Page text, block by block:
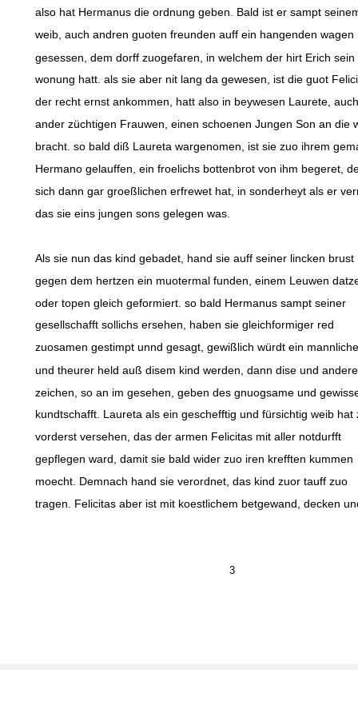
3
also hat Hermanus die ordnung geben. Bald ist er sampt
weib, auch andren guoten freunden auff ein hangenden wagen
gesessen, dem dorff zuogefaren, in welchem der hirt Erich sein
wonung hatt. als sie aber nit lang da gewesen, ist die guot
der recht ernst ankommen, hatt also in beywesen Laurete, auch
ander züchtigen Frauwen, einen schoenen Jungen Son an die
bracht. so bald diß Laureta wargenomen, ist sie zuo ihrem
Hermano gelauffen, ein froelichs bottenbrot von ihm begeret,
sich dann gar groeßlichen erfrewet hat, in sonderheyt als er
das sie eins jungen sons gelegen was.
Als sie nun das kind gebadet, hand sie auff seiner lincken brust
gegen dem hertzen ein muotermal funden, einem Leuwen
oder topen gleich geformiert. so bald Hermanus sampt seiner
gesellschafft sollichs ersehen, haben sie gleichformiger red
zuosamen gestimpt unnd gesagt, gewißlich würdt ein
und theurer held auß disem kind werden, dann dise und andere
zeichen, so an im gesehen, geben des gnuogsame und
kundtschafft. Laureta als ein geschefftig und fürsichtig weib hat
vorderst versehen, das der armen Felicitas mit aller notdurfft
gepflegen ward, damit sie bald wider zuo iren krefften kummen
moecht. Demnach hand sie verordnet, das kind zuor tauff zuo
tragen. Felicitas aber ist mit koestlichem betgewand, decken